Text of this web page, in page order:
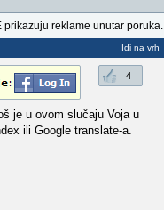
prikazuju reklame unutar poruka.
Idi na vrh
4
je u ovom slučaju Voja u
ili Google translate-a.